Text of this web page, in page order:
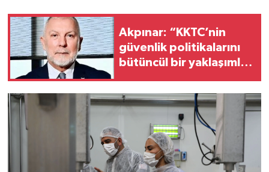
Akpınar: “KKTC’nin
güvenlik politikalarını
bütüncül bir yaklaşımla
değerlendirmesi
gerekiyor”